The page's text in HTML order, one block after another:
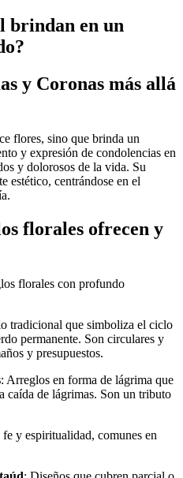
brindan en un
y Coronas más allá
flores, sino que brinda un
y expresión de condolencias en
y dolorosos de la vida. Su
estético, centrándose en el
florales ofrecen y
florales con profundo
tradicional que simboliza el ciclo
permanente. Son circulares y
y presupuestos.
: Arreglos en forma de lágrima que
caída de lágrimas. Son un tributo
fe y espiritualidad, comunes en